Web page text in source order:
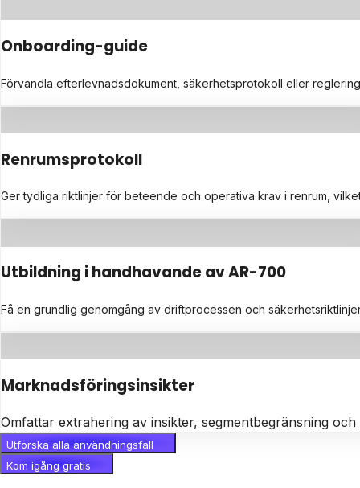
Onboarding-guide
Förvandla efterlevnadsdokument, säkerhetsprotokoll eller
Renrumsprotokoll
Ger tydliga riktlinjer för beteende och operativa krav i renrum,
Utbildning i handhavande av AR-700
Få en grundlig genomgång av driftprocessen och
Marknadsföringsinsikter
Omfattar extrahering av insikter, segmentbegränsning
Utforska alla användningsfall
Kom igång gratis